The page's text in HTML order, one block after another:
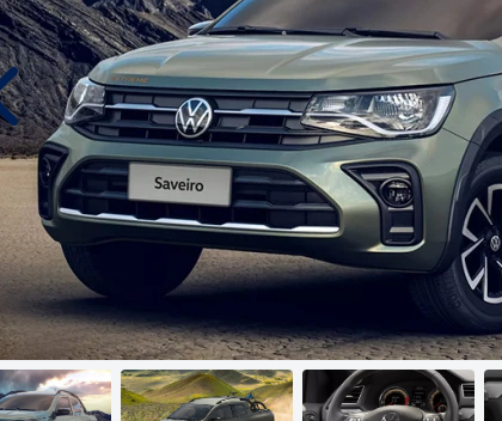
Anterior